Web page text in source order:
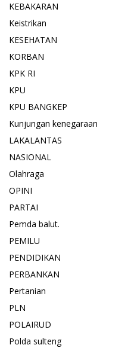
KEBAKARAN
Keistrikan
KESEHATAN
KORBAN
KPK RI
KPU
KPU BANGKEP
Kunjungan kenegaraan
LAKALANTAS
NASIONAL
Olahraga
OPINI
PARTAI
Pemda balut.
PEMILU
PENDIDIKAN
PERBANKAN
Pertanian
PLN
POLAIRUD
Polda sulteng